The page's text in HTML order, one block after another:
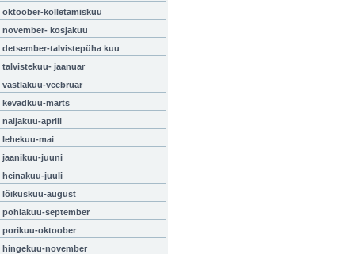
oktoober-kolletamiskuu
november- kosjakuu
detsember-talvistepüha kuu
talvistekuu- jaanuar
vastlakuu-veebruar
kevadkuu-märts
naljakuu-aprill
lehekuu-mai
jaanikuu-juuni
heinakuu-juuli
lõikuskuu-august
pohlakuu-september
porikuu-oktoober
hingekuu-november